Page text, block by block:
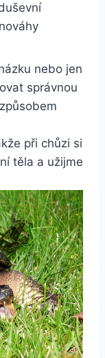
nebo jen
správnou
při chůzi si
těla a užijme